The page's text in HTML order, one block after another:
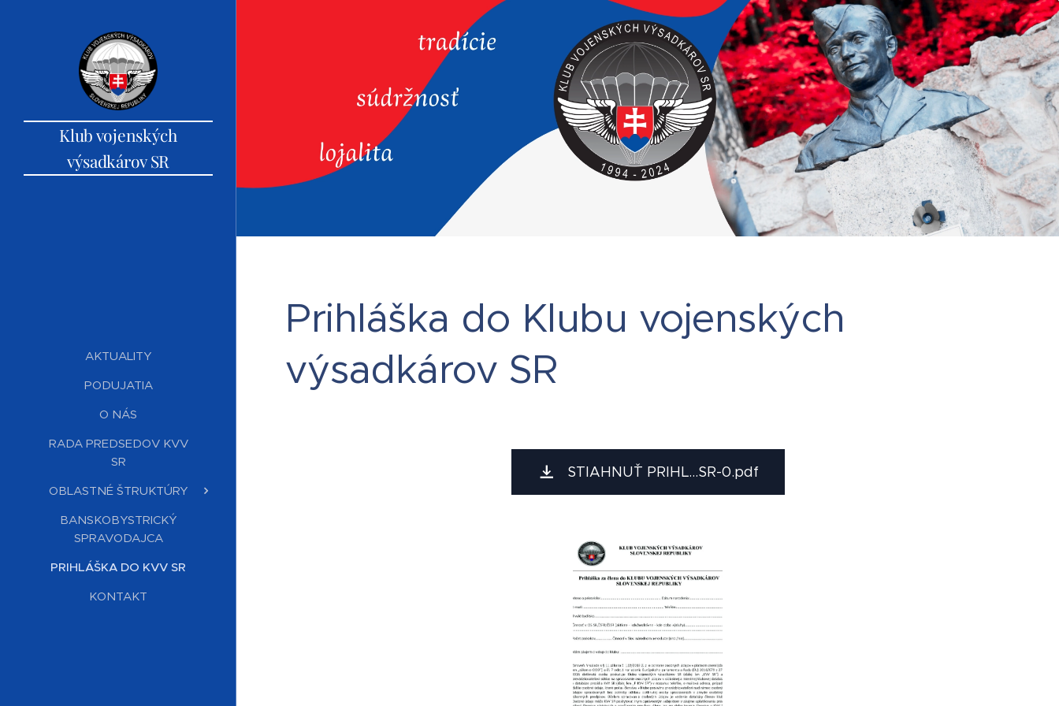
Klub vojenských
výsadkárov SR
AKTUALITY
PODUJATIA
O NÁS
RADA PREDSEDOV KVV
SR
OBLASTNÉ ŠTRUKTÚRY
BANSKOBYSTRICKÝ
SPRAVODAJCA
PRIHLÁŠKA DO KVV SR
KONTAKT
Prihláška do Klubu vojenských
výsadkárov SR
STIAHNUŤ PRIHL...SR-0.pdf